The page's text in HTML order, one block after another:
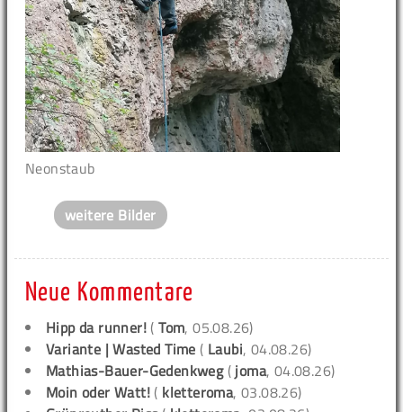
Neonstaub
weitere Bilder
Neue Kommentare
Hipp da runner! (Tom, 05.08.26)
Variante | Wasted Time ( Laubi, 04.08.26)
Mathias-Bauer-Gedenkweg( joma, 04.08.26)
Moin oder Watt! ( kletteroma, 03.08.26)